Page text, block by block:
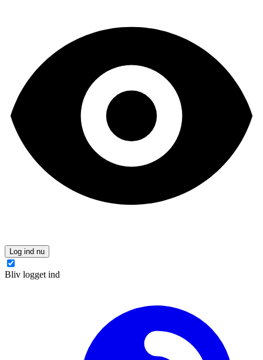
Log ind nu
Bliv logget ind